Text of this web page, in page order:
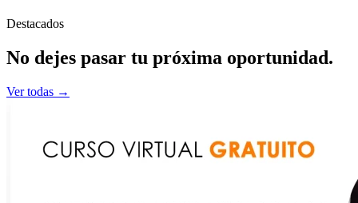
Destacados
No dejes pasar tu próxima oportunidad.
Ver todas →